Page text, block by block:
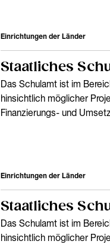
Einrichtungen der Länder
Staatliches
Das Schulamt ist im
hinsichtlich möglicher
Finanzierungs- und
Einrichtungen der Länder
Staatliches
Das Schulamt ist im
hinsichtlich möglicher